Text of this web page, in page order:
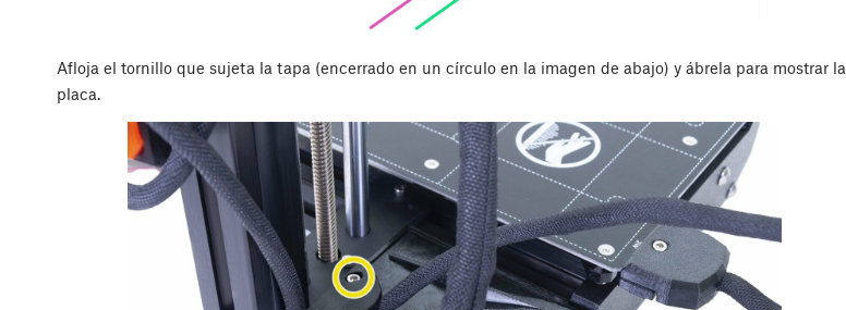
Afloja el tornillo que sujeta la tapa (encerrado en un círculo en la imagen de abajo) y ábrela para mostrar la
placa.